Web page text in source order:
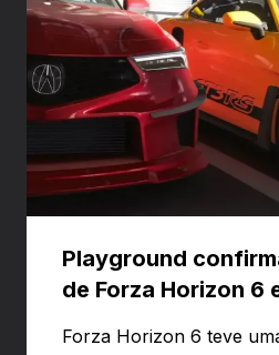
Playground
de Forza Horizon 6
Forza Horizon 6 teve